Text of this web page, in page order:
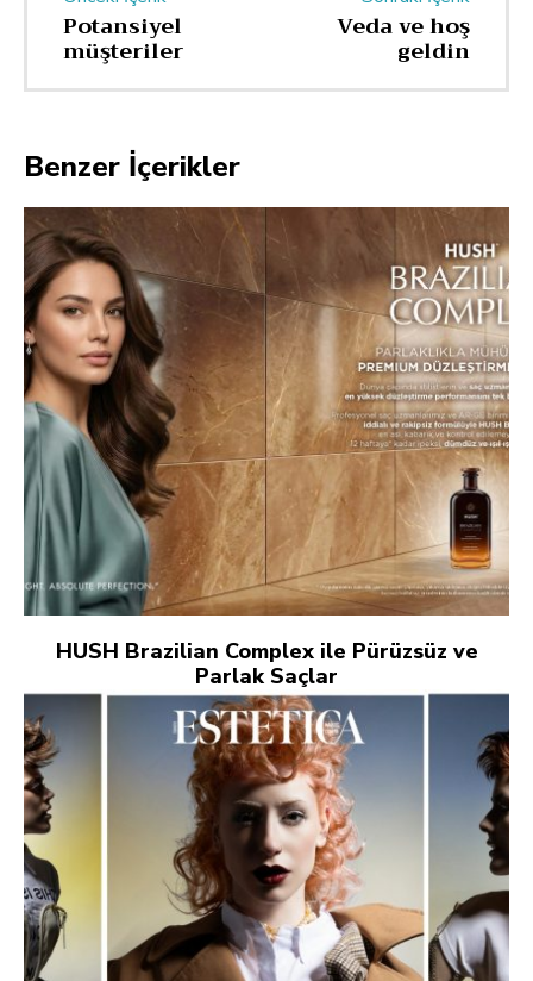
Potansiyel
müşteriler
Veda ve hoş
geldin
Benzer İçerikler
HUSH Brazilian Complex ile Pürüzsüz ve
Parlak Saçlar